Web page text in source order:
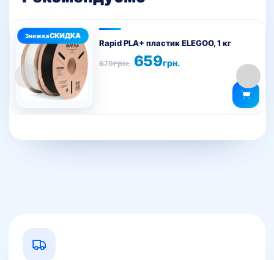
Rapid PLA+ пластик ELEGOO, 1 кг
679грн.
Оригінальна
ціна:
659грн.
Поточна
ціна:
Цей
товар
має
кілька
варіантів.
Параметри